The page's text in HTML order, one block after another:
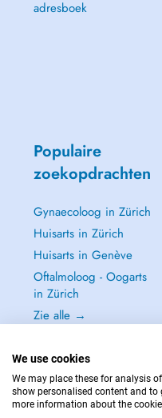
adresboek
Populaire
zoekopdrachten
Gynaecoloog in Zürich
Huisarts in Zürich
Huisarts in Genève
Oftalmoloog - Oogarts
in Zürich
Zie alle →
NEEM IN GEVAL VAN
We use cookies
We may place these for analysis
show personalised content and to
more information about the